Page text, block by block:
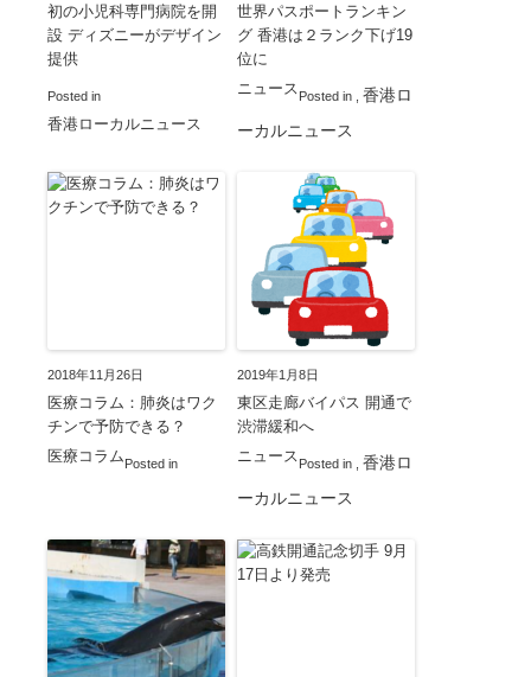
初の小児科専門病院を開
設 ディズニーがデザイン
提供
Posted in
香港ローカルニュース
世界パスポートランキン
グ 香港は２ランク下げ19
位に
Posted in
ニュース
香港ロ
ーカルニュース
2018年11月26日
医療コラム：肺炎はワク
チンで予防できる？
Posted in
医療コラム
2019年1月8日
東区走廊バイパス 開通で
渋滞緩和へ
Posted in
ニュース
香港ロ
ーカルニュース